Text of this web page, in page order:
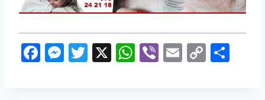
F M T X W Vi E C